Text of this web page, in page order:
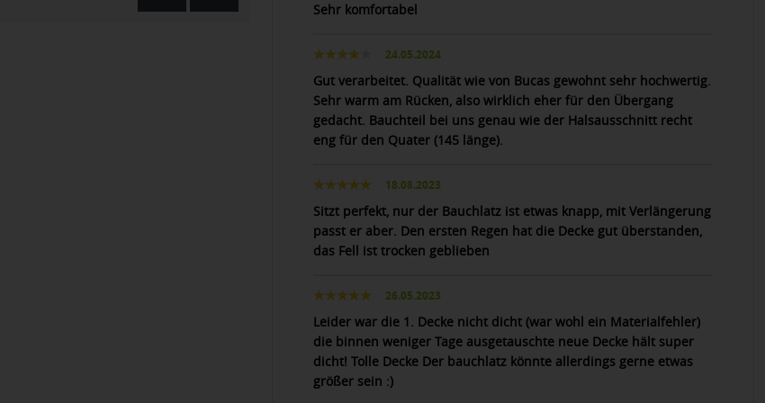
Sehr komfortabel
24.05.2024
Gut verarbeitet. Qualität wie von Bucas gewohnt sehr hochwertig.
Sehr warm am Rücken, also wirklich eher für den Übergang
gedacht. Bauchteil bei uns genau wie der Halsausschnitt recht
eng für den Quater (145 länge).
18.08.2023
Sitzt perfekt, nur der Bauchlatz ist etwas knapp, mit Verlängerung
passt er aber. Den ersten Regen hat die Decke gut überstanden,
das Fell ist trocken geblieben
26.05.2023
Leider war die 1. Decke nicht dicht (war wohl ein Materialfehler)
die binnen weniger Tage ausgetauschte neue Decke hält super
dicht! Tolle Decke Der bauchlatz könnte allerdings gerne etwas
größer sein :)